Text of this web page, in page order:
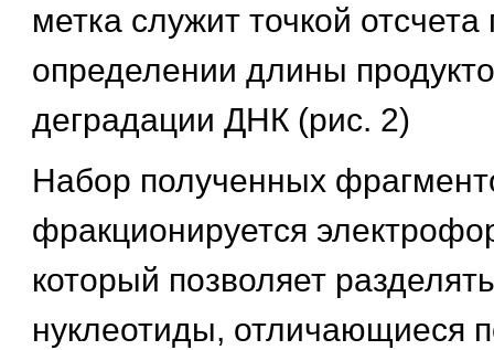
метка служит точкой отсчета
определении длины
деградации ДНК (рис. 2)
Набор полученных
фракционируется
который позволяет
нуклеотиды, отличающиеся